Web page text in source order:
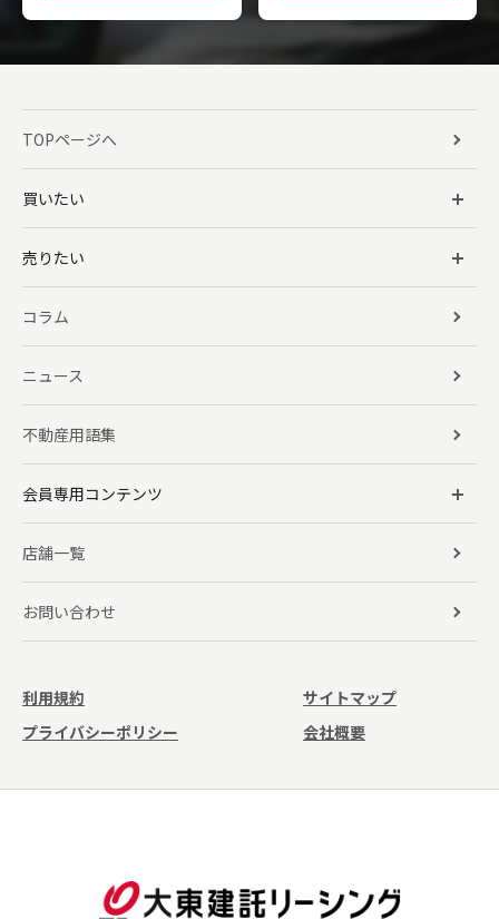
TOPページへ
買いたい
売りたい
コラム
ニュース
不動産用語集
会員専用コンテンツ
店舗一覧
お問い合わせ
利用規約
サイトマップ
プライバシーポリシー
会社概要